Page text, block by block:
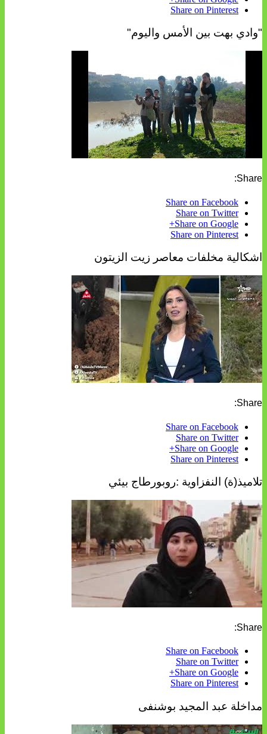
Share on Pinterest
"وادي بهت بين الأمس واليوم"
Share:
Share on Facebook
Share on Twitter
Share on Google+
Share on Pinterest
اشكالية مخلفات معاصر زيت الزيتون
Share:
Share on Facebook
Share on Twitter
Share on Google+
Share on Pinterest
تلاميذ(ة) النفزاوية :روبورطاج بيئي
Share:
Share on Facebook
Share on Twitter
Share on Google+
Share on Pinterest
مداخلة عبد المجيد بوشنفى